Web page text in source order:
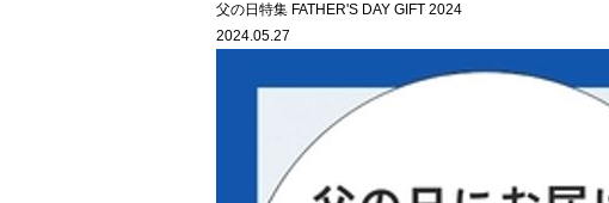
父の日特集 FATHER'S DAY GIFT 2024
2024.05.27